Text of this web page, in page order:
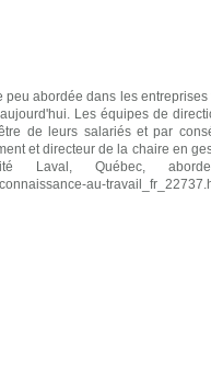
abordée dans les
Les équipes de
de leurs salariés et par
et directeur de la chaire en
Laval, Québec,
au-